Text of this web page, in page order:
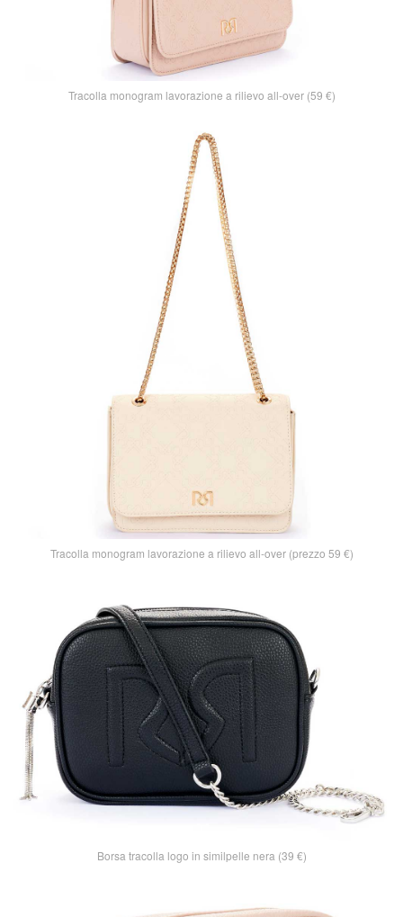
Tracolla monogram lavorazione a rilievo all-over (59 €)
Tracolla monogram lavorazione a rilievo all-over (prezzo 59 €)
Borsa tracolla logo in similpelle nera (39 €)